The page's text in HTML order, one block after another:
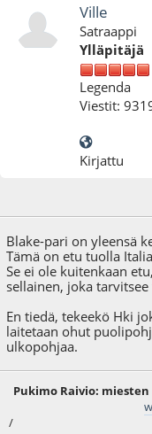
Ville
Satraappi
Ylläpitäjä
Legenda
Viestit:
Kirjattu
Blake-pari on yleensä
Tämä on etu tuolla
Se ei ole kuitenkaan
sellainen, joka
En tiedä, tekeekö Hki
laitetaan ohut
ulkopohjaa.
Pukimo Raivio:
/